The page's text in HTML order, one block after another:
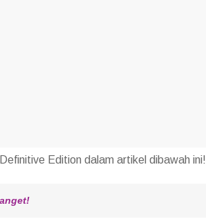
Edition dalam artikel dibawah ini!